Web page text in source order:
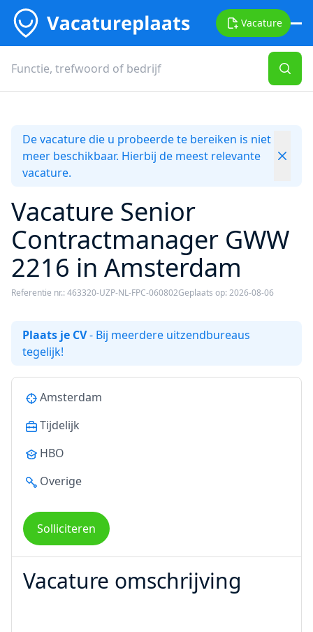
Vacature
De vacature die u probeerde te bereiken is niet
meer beschikbaar. Hierbij de meest relevante
vacature.
Vacature Senior
Contractmanager GWW
2216 in Amsterdam
Referentie nr.: 463320-UZP-NL-FPC-060802Geplaats op: 2026-08-06
Plaats je CV- Bij meerdere uitzendbureaus
tegelijk!
Amsterdam
Tijdelijk
HBO
Overige
Solliciteren
Vacature omschrijving